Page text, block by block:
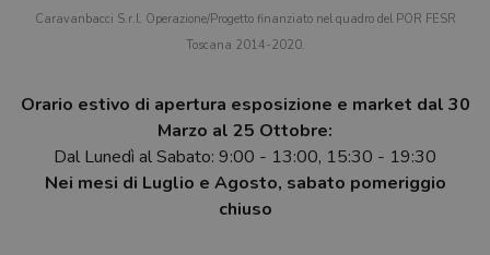
Caravanbacci S.r.l. Operazione/Progetto finanziato nel quadro del POR FESR
Toscana 2014-2020.
Orario estivo di apertura esposizione e market dal 30
Marzo al 25 Ottobre:
Dal Lunedì al Sabato: 9:00 - 13:00, 15:30 - 19:30
Nei mesi di Luglio e Agosto, sabato pomeriggio
chiuso